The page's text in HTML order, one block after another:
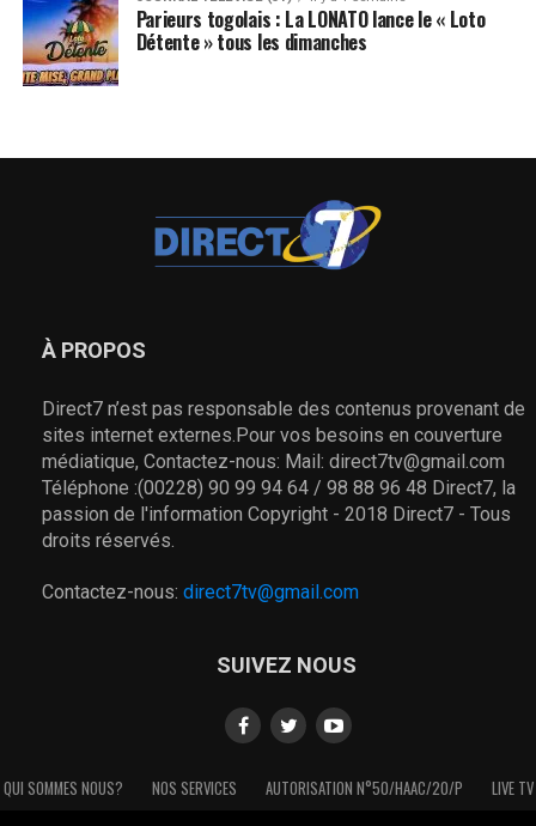
Parieurs togolais : La LONATO lance le « Loto
Détente » tous les dimanches
À PROPOS
Direct7 n’est pas responsable des contenus provenant de
sites internet externes.Pour vos besoins en couverture
médiatique, Contactez-nous: Mail: direct7tv@gmail.com
Téléphone :(00228) 90 99 94 64 / 98 88 96 48 Direct7, la
passion de l'information Copyright - 2018 Direct7 - Tous
droits réservés.
Contactez-nous: direct7tv@gmail.com
SUIVEZ NOUS
QUI SOMMES NOUS? NOS SERVICES AUTORISATION N°50/HAAC/20/P LIVE TV